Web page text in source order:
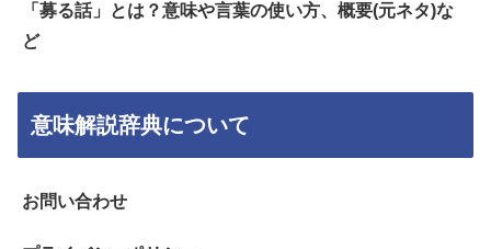
「募る話」とは？意味や言葉の使い方、概要(元ネタ)な
ど
意味解説辞典について
お問い合わせ